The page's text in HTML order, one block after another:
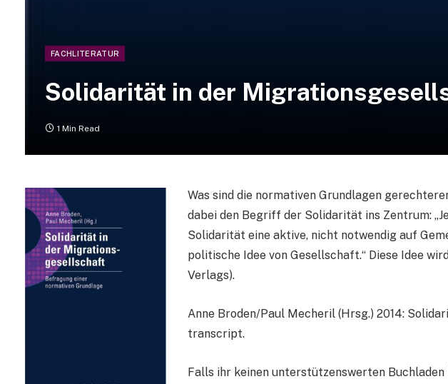
FACHLITERATUR
Solidarität in der
1 Min Read
Was sind die normativen Grundlagen
dabei den Begriff der Solidarität ins Zentrum:
Solidarität eine aktive, nicht notwendig auf
politische Idee von Gesellschaft.“ Diese Idee
Verlags).
Anne Broden/Paul Mecheril (Hrsg.) 2014:
transcript.
Falls ihr keinen unterstützenswerten